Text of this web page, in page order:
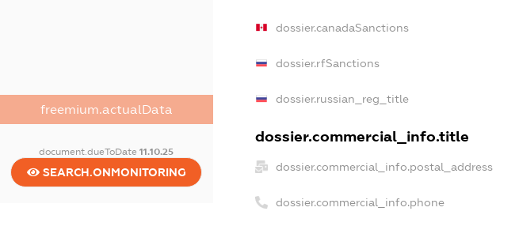
freemium.actualData
document.dueToDate11.10.25
SEARCH.ONMONITORING
dossier.canadaSanctions
dossier.rfSanctions
dossier.russian_reg_title
dossier.commercial_info.title
dossier.commercial_info.postal_address
dossier.commercial_info.phone